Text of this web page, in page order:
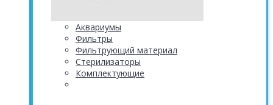
Аквариумы
Фильтры
Фильтрующий материал
Стерилизаторы
Комплектующие